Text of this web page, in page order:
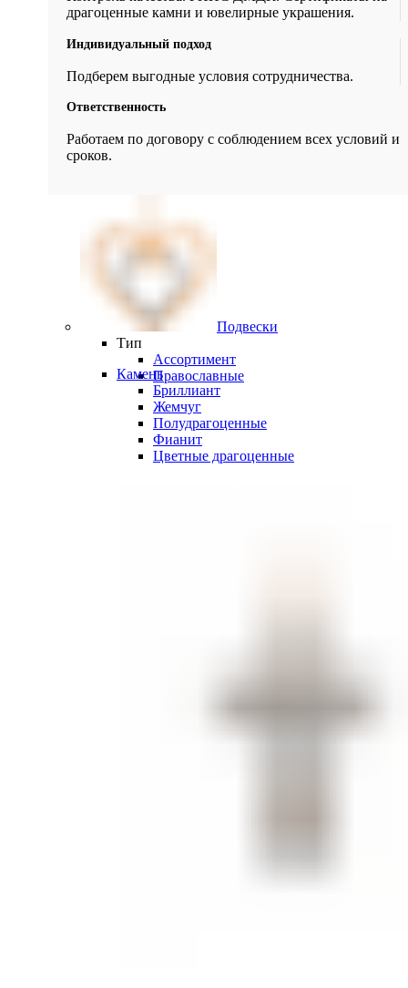
драгоценные камни и ювелирные украшения.
Индивидуальный подход
Подберем выгодные условия сотрудничества.
Ответственность
Работаем по договору с соблюдением всех условий и
сроков.
Подвески
Тип
Ассортимент
Православные
Камень
Бриллиант
Жемчуг
Полудрагоценные
Фианит
Цветные драгоценные